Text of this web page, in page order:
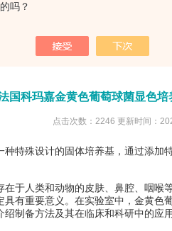
吗？
您现在的位置：
国科玛嘉金黄色葡萄球菌显色培
点击次数：2246 更新时间：
殊设计的固体培养基，通过添加
人类和动物的皮肤、鼻腔、咽喉
有重要意义。在实验室中，金黄
制备方法及其在临床和科研中的应用